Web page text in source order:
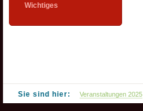
Wichtiges
Sie sind hier: Veranstaltungen 2025